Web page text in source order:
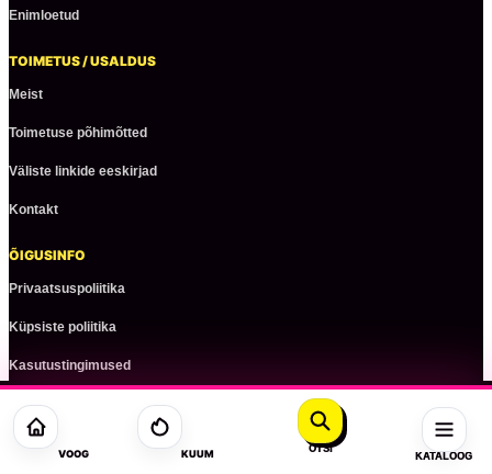
Enimloetud
TOIMETUS / USALDUS
Meist
Toimetuse põhimõtted
Väliste linkide eeskirjad
Kontakt
ÕIGUSINFO
Privaatsuspoliitika
Küpsiste poliitika
Kasutustingimused
© 2026 ezstreet.ee
VOOG KUUM OTSI
KATALOOG